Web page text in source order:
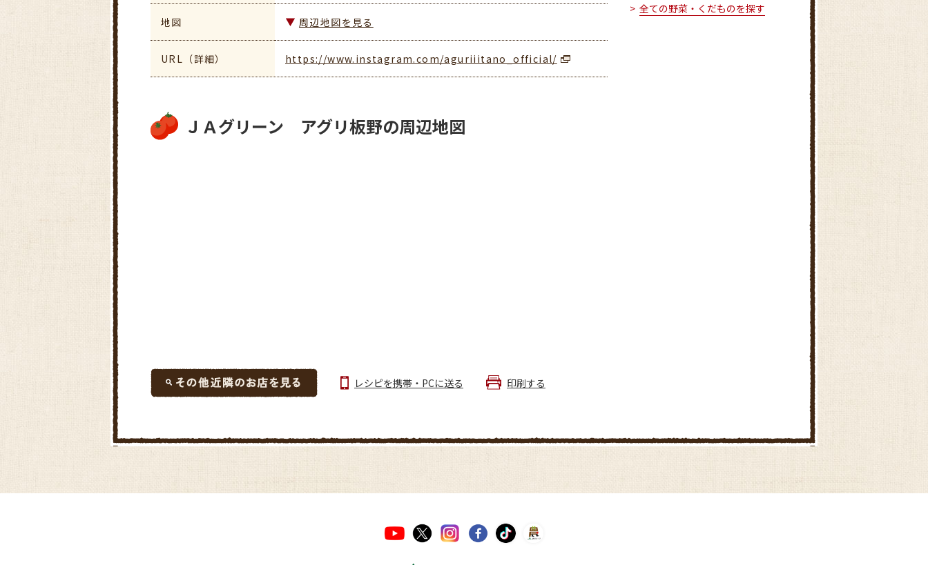
地図 周辺地図を見る
URL（詳細） https://www.instagram.com/aguriiitano_official/
ＪＡグリーン アグリ板野の周辺地図
レシピを携帯・PCに送る 印刷する
全ての野菜・くだものを探す